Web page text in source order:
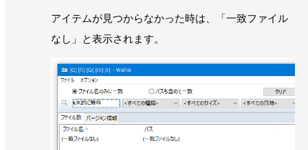
アイテムが見つからなかった時は、「一致ファイル
なし」と表示されます。